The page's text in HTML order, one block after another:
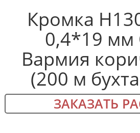
Кромка
0,4*19 мм
Вармия
(200 м
ЗАКАЗАТЬ